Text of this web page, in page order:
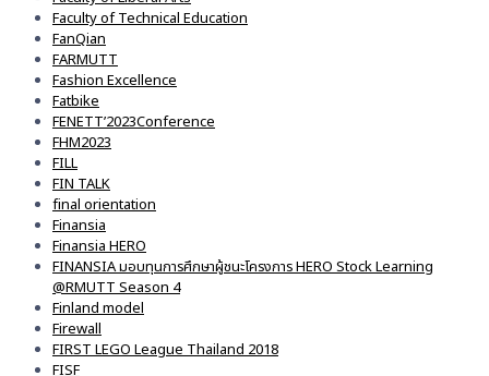
Faculty of Technical Education
FanQian
FARMUTT
Fashion Excellence
Fatbike
FENETT’2023Conference
FHM2023
FILL
FIN TALK
final orientation
Finansia
Finansia HERO
FINANSIA มอบทุนการศึกษาผู้ชนะโครงการ HERO Stock Learning
@RMUTT Season 4
Finland model
Firewall
FIRST LEGO League Thailand 2018
FISF